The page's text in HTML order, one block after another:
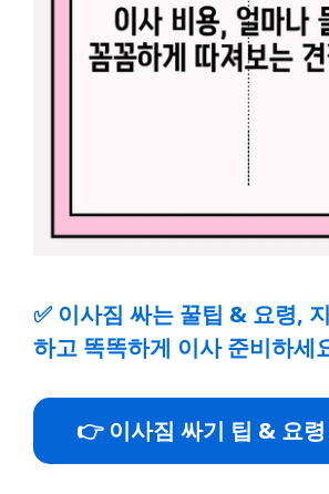
✅ 이사짐 싸는 꿀팁 & 요령,
하고 똑똑하게 이사 준비하세
👉 이사짐 싸기 팁 & 요